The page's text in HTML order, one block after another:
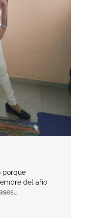
porque
del año